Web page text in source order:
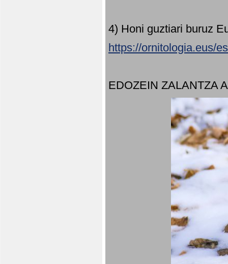
4) Honi guztiari buruz
https://ornitologia.eus/
EDOZEIN ZALANTZA